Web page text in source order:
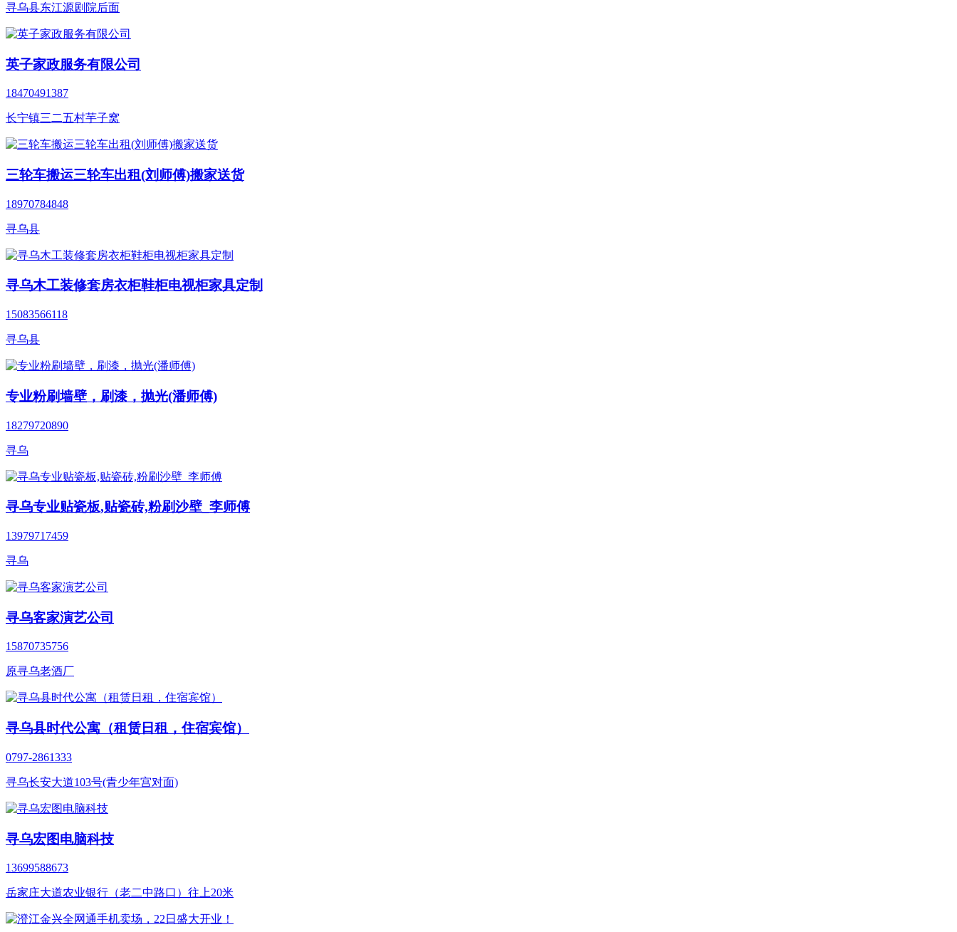
寻乌县东江源剧院后面
英子家政服务有限公司
18470491387
长宁镇三二五村芋子窝
三轮车搬运三轮车出租(刘师傅)搬家送货
18970784848
寻乌县
寻乌木工装修套房衣柜鞋柜电视柜家具定制
15083566118
寻乌县
专业粉刷墙壁，刷漆，抛光(潘师傅)
18279720890
寻乌
寻乌专业贴瓷板,贴瓷砖,粉刷沙壁_李师傅
13979717459
寻乌
寻乌客家演艺公司
15870735756
原寻乌老酒厂
寻乌县时代公寓（租赁日租，住宿宾馆）
0797-2861333
寻乌长安大道103号(青少年宫对面)
寻乌宏图电脑科技
13699588673
岳家庄大道农业银行（老二中路口）往上20米